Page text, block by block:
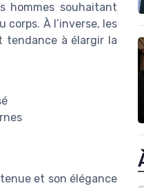
hommes souhaitant
corps. À l’inverse, les
tendance à élargir la
et son élégance